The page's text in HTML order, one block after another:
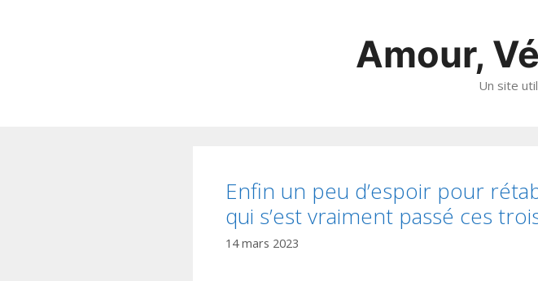
Amour,
Un site
Enfin un peu d’espoir pour
qui s’est vraiment passé ces
14 mars 2023